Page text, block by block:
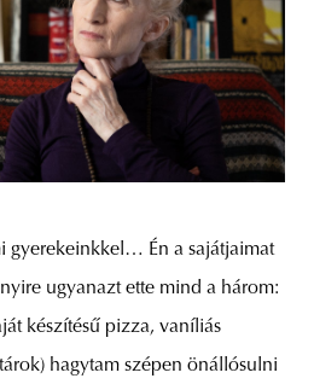
gyerekeinkkel… Én a sajátjaimat
ugyanazt ette mind a három:
készítésű pizza, vaníliás
hagytam szépen önállósulni